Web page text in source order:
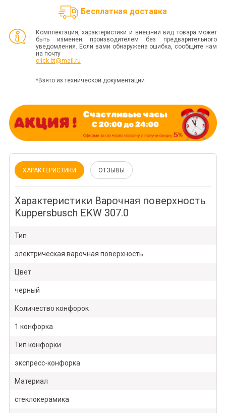
Бесплатная доставка
Комплектация, характеристики и внешний вид товара может
быть изменен производителем без предварительного
уведомления. Если вами обнаружена ошибка, сообщите нам
на почту
click-bt@mail.ru
*Взято из технической документации
ХАРАКТЕРИСТИКИ ОТЗЫВЫ
Характеристики Варочная поверхность
Kuppersbusch EKW 307.0
Тип
электрическая варочная поверхность
Цвет
черный
Количество конфорок
1 конфорка
Тип конфорки
экспресс-конфорка
Материал
стеклокерамика